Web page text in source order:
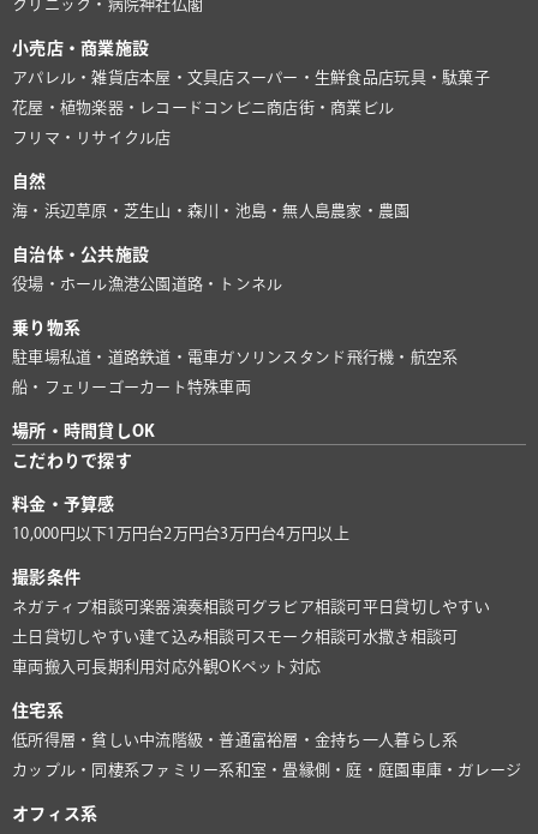
クリニック・病院神社仏閣
小売店・商業施設
アパレル・雑貨店本屋・文具店 スーパー・生鮮食品店玩具・駄菓子
花屋・植物楽器・レコード コンビニ商店街・商業ビル
フリマ・リサイクル店
自然
海・浜辺 草原・芝生山・森川・池島・無人島農家・農園
自治体・公共施設
役場・ホール漁港公園 道路・トンネル
乗り物系
駐車場私道・道路鉄道・電車 ガソリンスタンド 飛行機・航空系
船・フェリー ゴーカート特殊車両
場所・時間貸しOK
こだわりで探す
料金・予算感
10,000円以下1万円台2万円台3万円台4万円以上
撮影条件
ネガティブ相談可楽器演奏相談可 グラビア相談可 平日貸切しやすい
土日貸切しやすい建て込み相談可 スモーク相談可 水撒き相談可
車両搬入可長期利用対応外観OKペット対応
住宅系
低所得層・貧しい中流階級・普通富裕層・金持ち 一人暮らし系
カップル・同棲系ファミリー系和室・畳縁側・庭・庭園 車庫・ガレージ
オフィス系